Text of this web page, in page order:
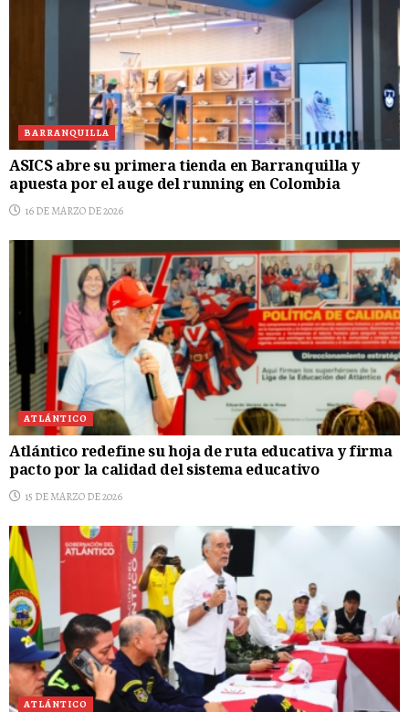
BARRANQUILLA
ASICS abre su primera tienda en Barranquilla y
apuesta por el auge del running en Colombia
16 DE MARZO DE 2026
ATLÁNTICO
Atlántico redefine su hoja de ruta educativa y firma
pacto por la calidad del sistema educativo
15 DE MARZO DE 2026
ATLÁNTICO